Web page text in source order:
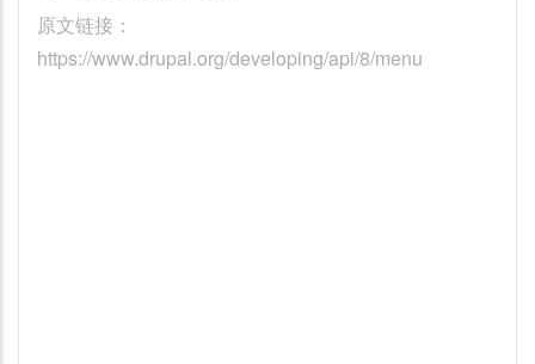
原文链接：
https://www.drupal.org/developing/api/8/menu